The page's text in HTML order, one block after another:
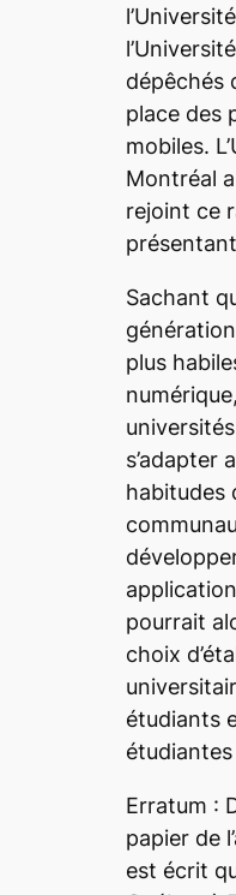
dépêchés
place des
mobiles.
Montréal
rejoint ce
Sachant
plus
s’adapter
habitudes
pourrait
choix
étudiants
Erratum :
papier de
est écrit